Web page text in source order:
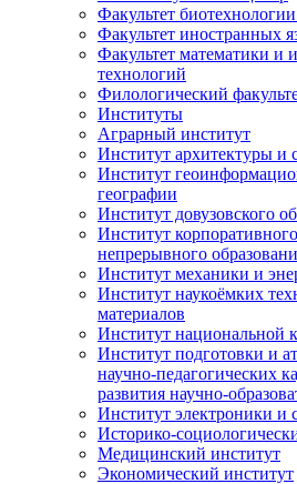
Факультет
Факультет иностранных
Факультет математики
технологий
Филологический
Институты
Аграрный институт
Институт архитектуры и
Институт
географии
Институт довузовского
Институт
непрерывного
Институт механики и
Институт наукоёмких
материалов
Институт национальной
Институт подготовки и
научно-педагогических
развития научно-
Институт электроники и
Историко-
Медицинский институт
Экономический институт